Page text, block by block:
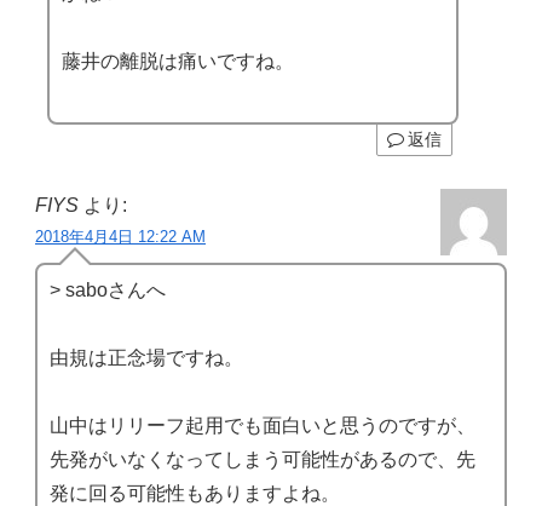
藤井の離脱は痛いですね。
返信
FIYS より:
2018年4月4日 12:22 AM
> saboさんへ
由規は正念場ですね。
山中はリリーフ起用でも面白いと思うのですが、
先発がいなくなってしまう可能性があるので、先
発に回る可能性もありますよね。